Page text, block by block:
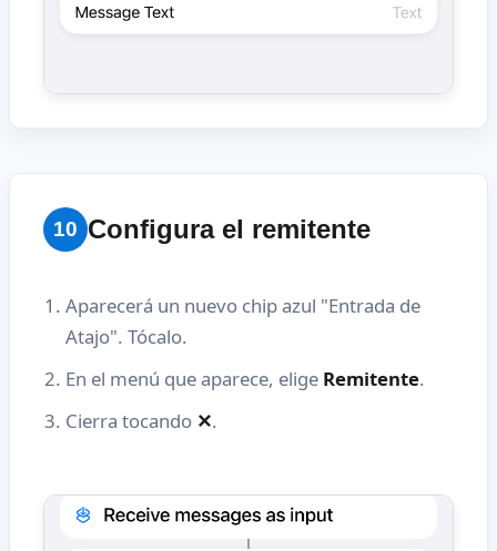
10 Configura el remitente
Aparecerá un nuevo chip azul "Entrada de
Atajo". Tócalo.
En el menú que aparece, elige Remitente.
Cierra tocando ✕.